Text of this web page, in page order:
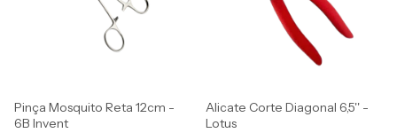
Pinça Mosquito Reta 12cm -
6B Invent
Alicate Corte Diagonal 6,5'' -
Lotus